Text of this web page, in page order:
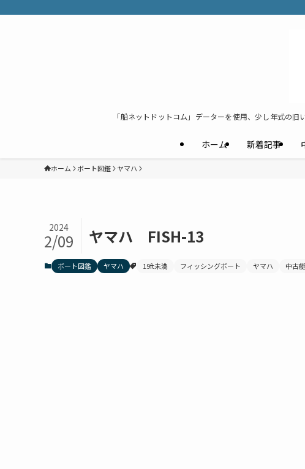
「船ネットドットコム」データーを使用、少し年式の
ホーム 新着記事
ホーム ボート図鑑 ヤマハ
ヤマハ FISH-13
2024
2/09
ボート図鑑 ヤマハ 19ft未満 フィッシングボート ヤマハ 中古艇